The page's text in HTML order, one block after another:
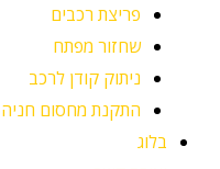
פריצת רכבים
שחזור מפתח
ניתוק קודן לרכב
התקנת מחסום חניה
בלוג